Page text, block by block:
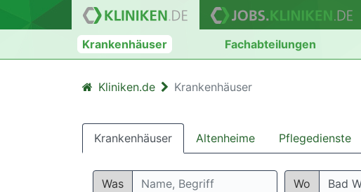
Krankenhäuser Fachabteilungen
Kliniken.de Krankenhäuser
Krankenhäuser Altenheime Pflegedienste
Was Wo